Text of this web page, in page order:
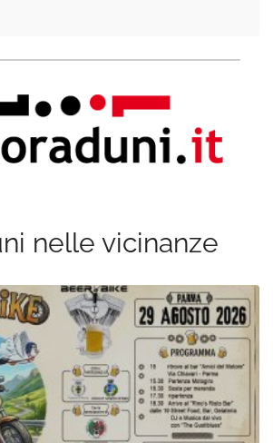
nelle vicinanze